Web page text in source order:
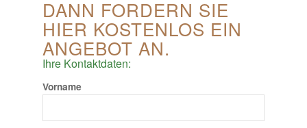
DANN FORDERN SIE
HIER KOSTENLOS EIN
ANGEBOT AN.
Ihre Kontaktdaten:
Vorname